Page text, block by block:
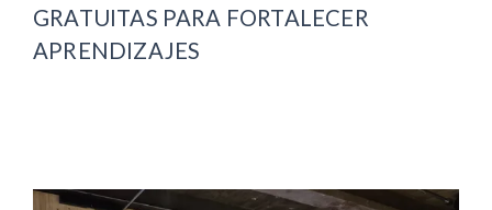
GRATUITAS PARA FORTALECER
APRENDIZAJES